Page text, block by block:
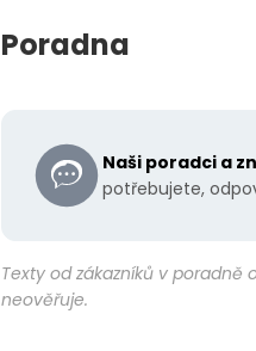
Poradna
Naši poradci a
potřebujete,
Texty od zákazníků v poradně
neověřuje.